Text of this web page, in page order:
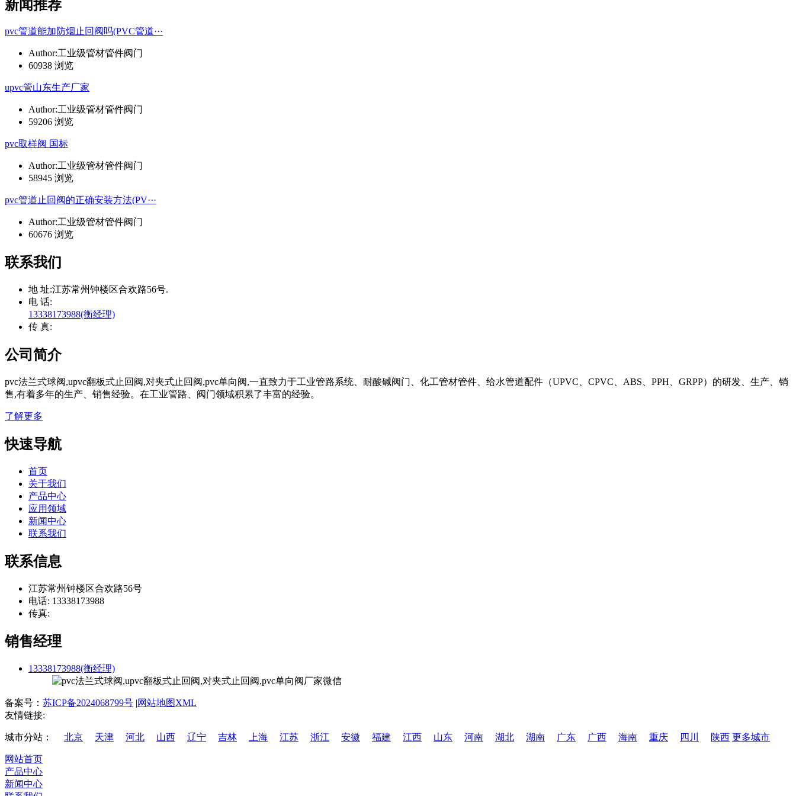
新闻推荐
pvc管道能加防烟止回阀吗(PVC管道···
Author:工业级管材管件阀门
60938 浏览
upvc管山东生产厂家
Author:工业级管材管件阀门
59206 浏览
pvc取样阀 国标
Author:工业级管材管件阀门
58945 浏览
pvc管道止回阀的正确安装方法(PV···
Author:工业级管材管件阀门
60676 浏览
联系我们
地 址:江苏常州钟楼区合欢路56号.
电 话:
13338173988(衡经理)
传 真:
公司简介
pvc法兰式球阀,upvc翻板式止回阀,对夹式止回阀,pvc单向阀,一直致力于工业管路系统、耐酸碱阀门、化工管材管件、给水管道配件（UPVC、CPVC、ABS、PPH、GRPP）的研发、生产、销
售,有着多年的生产、销售经验。在工业管路、阀门领域积累了丰富的经验。
了解更多
快速导航
首页
关于我们
产品中心
应用领域
新闻中心
联系我们
联系信息
江苏常州钟楼区合欢路56号
电话: 13338173988
传真:
销售经理
13338173988(衡经理)
备案号： 苏ICP备2024068799号 |网站地图XML
友情链接:
城市分站： 北京 天津 河北 山西 辽宁 吉林 上海 江苏 浙江 安徽 福建 江西 山东 河南 湖北 湖南 广东 广西 海南 重庆 四川 陕西 更多城市
网站首页
产品中心
新闻中心